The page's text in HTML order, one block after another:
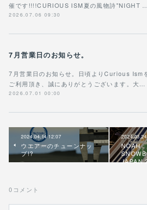
催です!!!!CURIOUS ISM夏の風物詩"NIGHT …
2026.07.06 09:30
7月営業日のお知らせ。
7月営業日のお知らせ。日頃よりCurious Ism
ご利用頂き、誠にありがとうございます。大…
2026.07.01 00:00
2024.04.14 12:07
ウエアーのチューンナッ
プ!?
NOAH
JAPAN
0 コメント